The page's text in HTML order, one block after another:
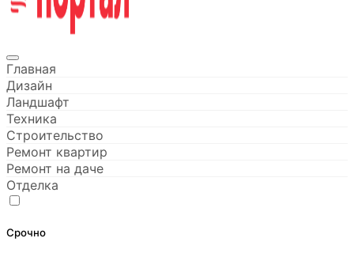
Строительный портал
Главная
Дизайн
Ландшафт
Техника
Строительство
Ремонт квартир
Ремонт на даче
Отделка
Срочно